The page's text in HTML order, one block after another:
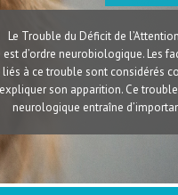
Trouble du Déficit de
d’ordre neurobiologique. Les
liés à ce trouble sont considérés
son apparition. Ce
neurologique entraîne